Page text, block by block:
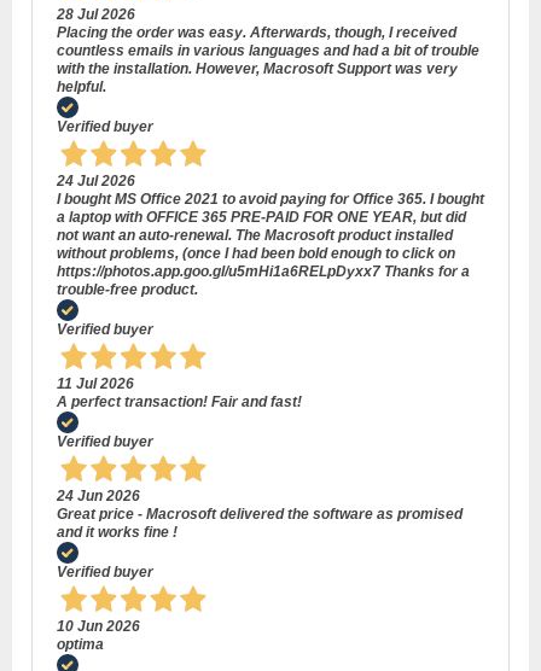
28 Jul 2026
Placing the order was easy. Afterwards, though, I received
countless emails in various languages and had a bit of trouble
with the installation. However, Macrosoft Support was very
helpful.
Verified buyer
24 Jul 2026
I bought MS Office 2021 to avoid paying for Office 365. I bought
a laptop with OFFICE 365 PRE-PAID FOR ONE YEAR, but did
not want an auto-renewal. The Macrosoft product installed
without problems, (once I had been bold enough to click on
https://photos.app.goo.gl/u5mHi1a6RELpDyxx7 Thanks for a
trouble-free product.
Verified buyer
11 Jul 2026
A perfect transaction! Fair and fast!
Verified buyer
24 Jun 2026
Great price - Macrosoft delivered the software as promised
and it works fine !
Verified buyer
10 Jun 2026
optima